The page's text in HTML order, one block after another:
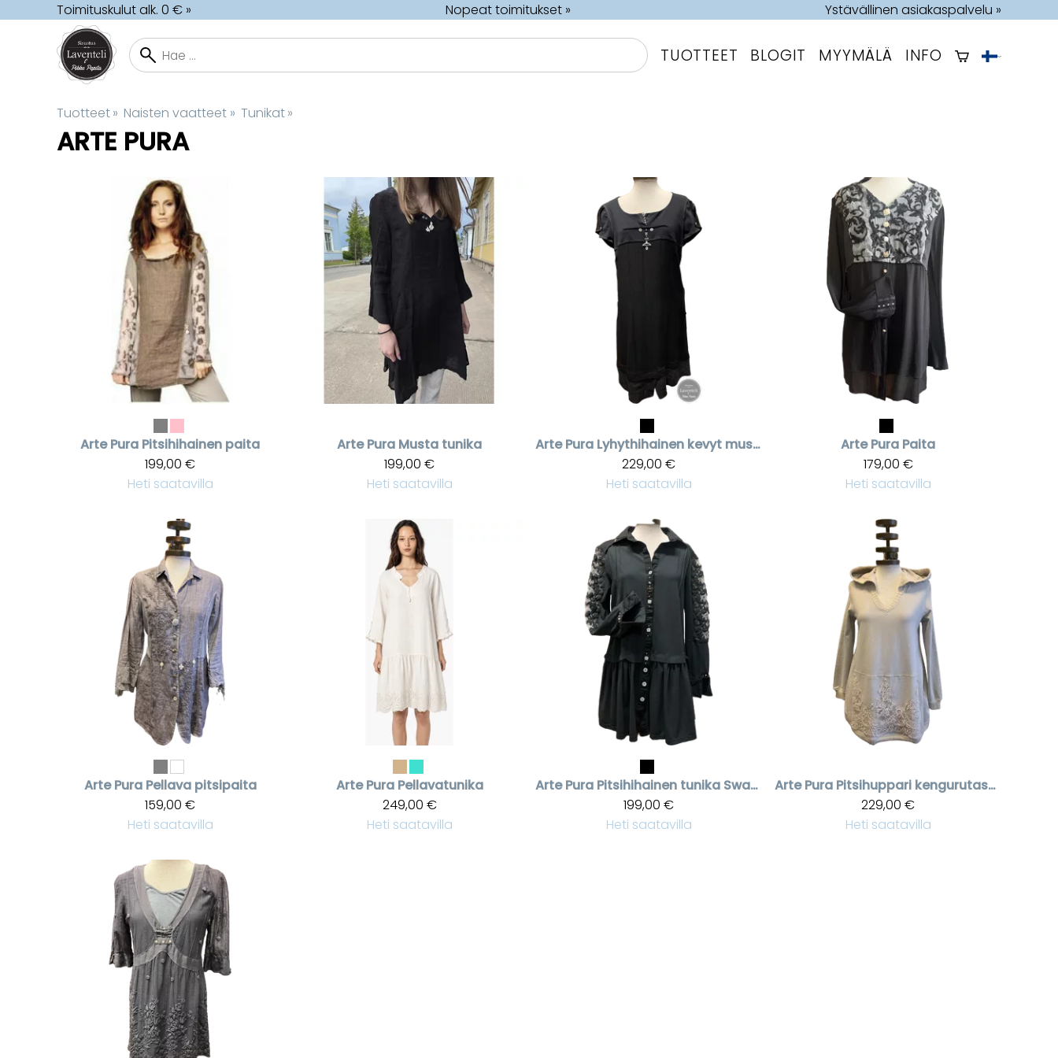
Toimituskulut alk. 0 € » Nopeat toimitukset » Ystävällinen asiakaspalvelu »
TUOTTEET BLOGIT MYYMÄLÄ INFO
Tuotteet‪» Naisten vaatteet ‪» Tunikat‪»
ARTE PURA
Arte Pura Pitsihihainen paita
199,00 €
Heti saatavilla
Arte Pura Musta tunika
199,00 €
Heti saatavilla
Arte Pura
Lyhythihainen kevyt musta viskoosimekko.
229,00 €
Heti saatavilla
Arte Pura Paita
179,00 €
Heti saatavilla
Arte Pura Pellava pitsipaita
159,00 €
Heti saatavilla
Arte Pura Pellavatunika
249,00 €
Heti saatavilla
Arte Pura
Pitsihihainen tunika Swarovski kristalleilla
199,00 €
Heti saatavilla
Arte Pura
Pitsihuppari kengurutaskulla
229,00 €
Heti saatavilla